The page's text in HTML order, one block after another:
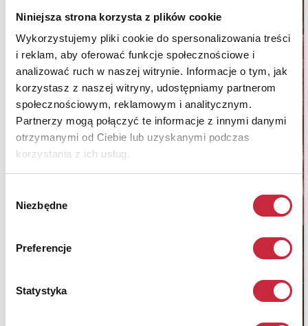
Niniejsza strona korzysta z plików cookie
Wykorzystujemy pliki cookie do spersonalizowania treści
i reklam, aby oferować funkcje społecznościowe i
analizować ruch w naszej witrynie. Informacje o tym, jak
korzystasz z naszej witryny, udostępniamy partnerom
społecznościowym, reklamowym i analitycznym.
Partnerzy mogą połączyć te informacje z innymi danymi
otrzymanymi od Ciebie lub uzyskanymi podczas
korzystania z ich usług.
zgody
Niezbędne
Preferencje
Statystyka